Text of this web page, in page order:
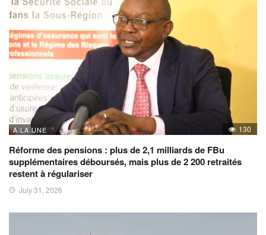
A LA UNE 130
Réforme des pensions : plus de 2,1 milliards de FBu
supplémentaires déboursés, mais plus de 2 200 retraités
restent à régulariser
July 31, 2026